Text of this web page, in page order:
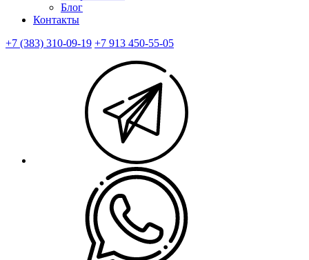
Блог
Контакты
+7 (383) 310-09-19 +7 913 450-55-05